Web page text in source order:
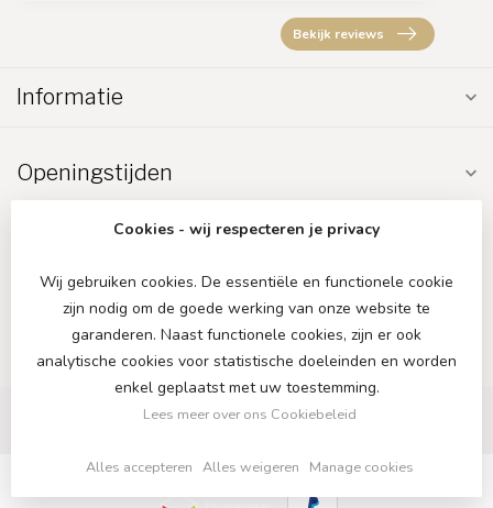
Bekijk reviews
Informatie
Openingstijden
Cookies - wij respecteren je privacy
Wij gebruiken cookies. De essentiële en functionele cookie
zijn nodig om de goede werking van onze website te
garanderen. Naast functionele cookies, zijn er ook
analytische cookies voor statistische doeleinden en worden
enkel geplaatst met uw toestemming.
Lees meer over ons Cookiebeleid
Alles accepteren Alles weigeren Manage cookies